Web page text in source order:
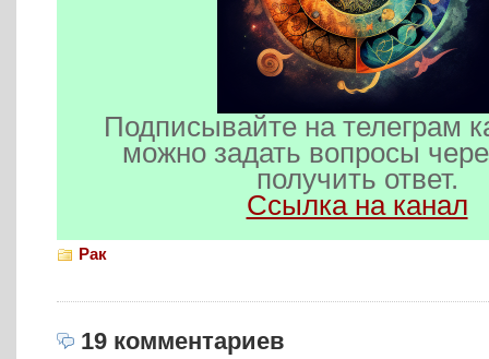
Подписывайте на телеграм
можно задать вопросы
получить ответ.
Ссылка на канал
Рак
19 комментариев